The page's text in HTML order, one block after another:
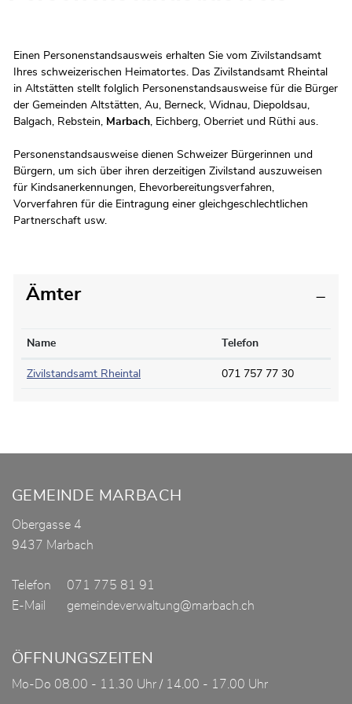
Einen Personenstandsausweis erhalten Sie vom Zivilstandsamt
Ihres schweizerischen Heimatortes. Das Zivilstandsamt Rheintal
in Altstätten stellt folglich Personenstandsausweise für die Bürger
der Gemeinden Altstätten, Au, Berneck, Widnau, Diepoldsau,
Balgach, Rebstein, Marbach, Eichberg, Oberriet und Rüthi aus.
Personenstandsausweise dienen Schweizer Bürgerinnen und
Bürgern, um sich über ihren derzeitigen Zivilstand auszuweisen
für Kindsanerkennungen, Ehevorbereitungsverfahren,
Vorverfahren für die Eintragung einer gleichgeschlechtlichen
Partnerschaft usw.
Ämter
Name Telefon
Zivilstandsamt Rheintal 071 757 77 30
Fusszeile
GEMEINDE MARBACH
Obergasse 4
9437 Marbach
Telefon
071 775 81 91
E-Mail
gemeindeverwaltung@marbach.ch
ÖFFNUNGSZEITEN
Mo-Do 08.00 - 11.30 Uhr / 14.00 - 17.00 Uhr